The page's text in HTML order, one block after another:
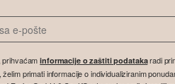
prihvaćaminformacije o zaštiti podatakaradi
želim primati informacije o individualiziranim